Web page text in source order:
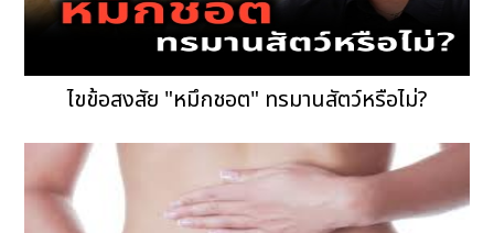
ไขข้อสงสัย "หมึกชอต" ทรมานสัตว์หรือไม่?